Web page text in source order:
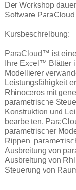
Der Workshop
Software
Kursbeschreibung:
ParaCloud™ ist
Ihre Excel™ Blätter
Modellierer
Leistungsfähigkeit
Rhinoceros mit
parametrische
Konstruktion und
bearbeiten.
parametrischer
Rippen,
Ausbreitung von
Ausbreitung von
Steuerung von